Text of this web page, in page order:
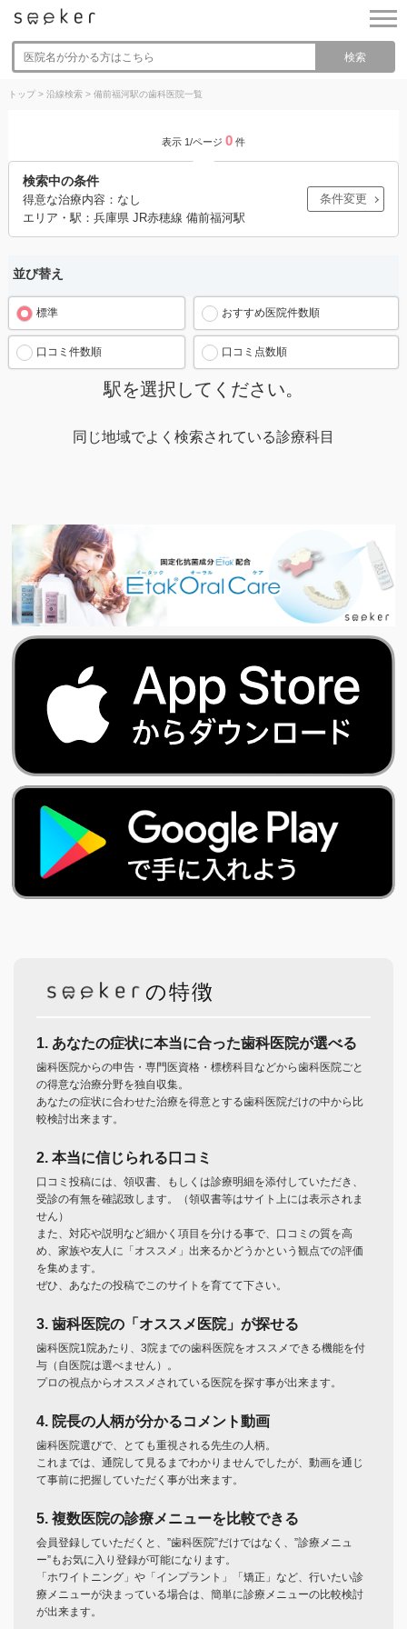
検索
トップ> 沿線検索> 備前福河駅の歯科医院一覧
表示 1/ページ 0 件
検索中の条件
得意な治療内容：なし
エリア・駅：兵庫県 JR赤穂線 備前福河駅
条件変更
並び替え
標準 おすすめ医院件数順
口コミ件数順 口コミ点数順
駅を選択してください。
同じ地域でよく検索されている診療科目
の特徴
1. あなたの症状に本当に合った歯科医院が選べる
歯科医院からの申告・専門医資格・標榜科目などから歯科医院ごと
の得意な治療分野を独自収集。
あなたの症状に合わせた治療を得意とする歯科医院だけの中から比
較検討出来ます。
2. 本当に信じられる口コミ
口コミ投稿には、領収書、もしくは診療明細を添付していただき、
受診の有無を確認致します。（領収書等はサイト上には表示されま
せん）
また、対応や説明など細かく項目を分ける事で、口コミの質を高
め、家族や友人に「オススメ」出来るかどうかという観点での評価
を集めます。
ぜひ、あなたの投稿でこのサイトを育てて下さい。
3. 歯科医院の「オススメ医院」が探せる
歯科医院1院あたり、3院までの歯科医院をオススメできる機能を付
与（自医院は選べません）。
プロの視点からオススメされている医院を探す事が出来ます。
4. 院長の人柄が分かるコメント動画
歯科医院選びで、とても重視される先生の人柄。
これまでは、通院して見るまでわかりませんでしたが、動画を通じ
て事前に把握していただく事が出来ます。
5. 複数医院の診療メニューを比較できる
会員登録していただくと、”歯科医院”だけではなく、”診療メニュ
ー”もお気に入り登録が可能になります。
「ホワイトニング」や「インプラント」「矯正」など、行いたい診
療メニューが決まっている場合は、簡単に診療メニューの比較検討
が出来ます。